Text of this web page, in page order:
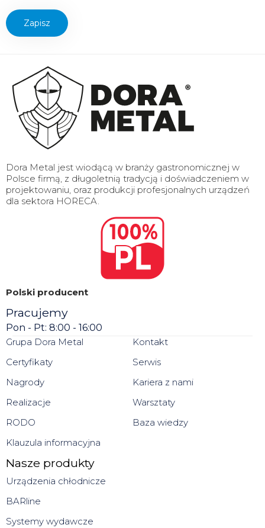
Dora Metal jest wiodącą w branży gastronomicznej w
Polsce firmą, z długoletnią tradycją i doświadczeniem w
projektowaniu, oraz produkcji profesjonalnych urządzeń
dla sektora HORECA.
Polski producent
Pracujemy
Pon - Pt: 8:00 - 16:00
Grupa Dora Metal
Certyfikaty
Nagrody
Realizacje
RODO
Klauzula informacyjna
Kontakt
Serwis
Kariera z nami
Warsztaty
Baza wiedzy
Nasze produkty
Urządzenia chłodnicze
BARline
Systemy wydawcze